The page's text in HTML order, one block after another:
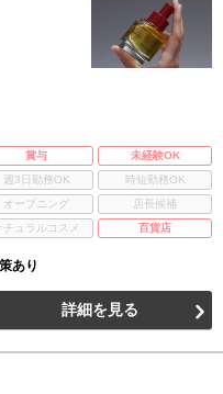
賞与
未経験OK
週3日勤務OK
時短勤務OK
オープニング
店長候補
チュラルコスメ 百貨店
あり
詳細を見る